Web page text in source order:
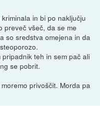
in bi po naključju
preveč všeč, da se me
so sredstva omejena in da
teh in sem pač ali
se pobrit.
privoščit. Morda pa